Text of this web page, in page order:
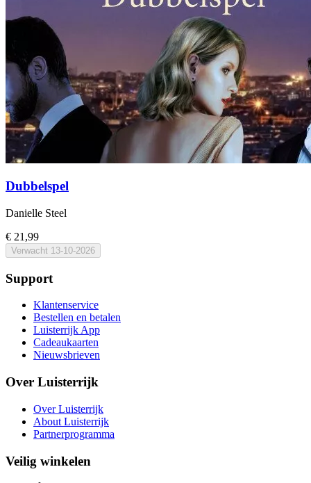
Dubbelspel
Danielle Steel
€ 21,99
Verwacht 13-10-2026
Support
Klantenservice
Bestellen en betalen
Luisterrijk App
Cadeaukaarten
Nieuwsbrieven
Over Luisterrijk
Over Luisterrijk
About Luisterrijk
Partnerprogramma
Veilig winkelen